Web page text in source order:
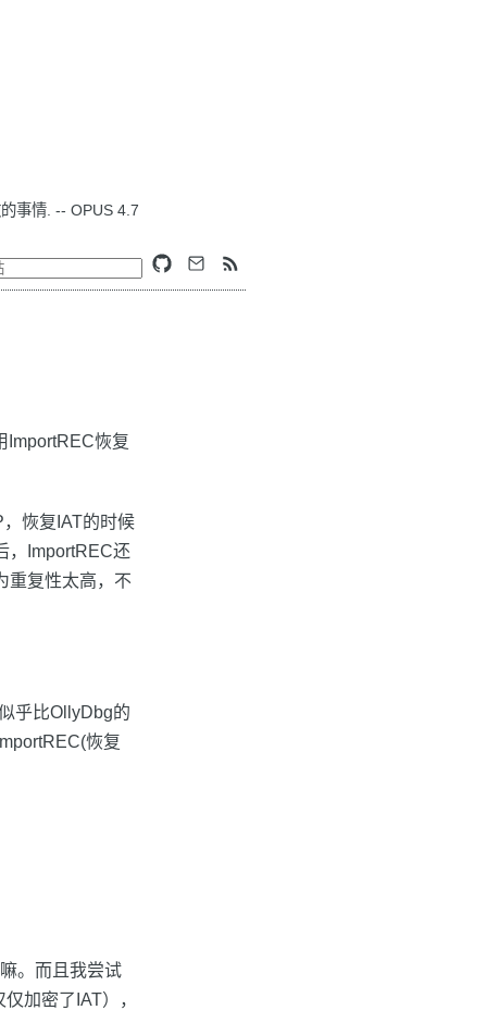
事情. -- OPUS 4.7
ImportREC恢复
恢复IAT的时候
，ImportREC还
重复性太高，不
乎比OllyDbg的
恢复
。而且我尝试
加密了IAT），